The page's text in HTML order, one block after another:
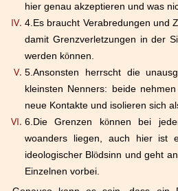
hier genau akzeptieren und was
4. Es braucht Verabredungen und
damit Grenzverletzungen in der
werden können.
5. Ansonsten herrscht die
kleinsten Nenners: beide
neue Kontakte und isolieren sich
6. Die Grenzen können bei
woanders liegen, auch hier ist
ideologischer Blödsinn und geht
Einzelnen vorbei.